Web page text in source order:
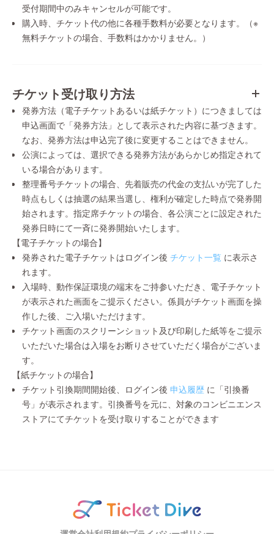
受付期間中のみキャンセルが可能です。
購入時、チケット代の他に各種手数料が必要となります。（※
無料チケットの場合、手数料はかかりません。）
チケット受け取り方法
発券方法（電子チケットあるいは紙チケット）につきましては
申込画面で「発券方法」として表示された内容に基づきます。
なお、発券方法は申込完了後に変更することはできません。
公演によっては、選択できる発券方法があらかじめ指定されて
いる場合があります。
整理番号チケットの場合、先着販売の代金の支払いが完了した
時点もしくは抽選の結果当選し、権利が確定した時点で発券開
始されます。指定席チケットの場合、各公演ごとに設定された
発券日時にて一斉に発券開始いたします。
【電子チケットの場合】
発券された電子チケットはログイン後 チケット一覧 に表示さ
れます。
入場時、動作保証環境の端末をご持参いただき、電子チケット
が表示された画面をご提示ください。係員がチケット画面を操
作した後、ご入場いただけます。
チケット画面のスクリーンショット及び印刷した紙等をご提示
いただいた場合は入場をお断りさせていただく場合がございま
す。
【紙チケットの場合】
チケット引換期間開始後、ログイン後 申込履歴 に「引換番
号」が表示されます。引換番号を元に、対象のコンビニエンス
ストアにてチケットを受け取りすることができます